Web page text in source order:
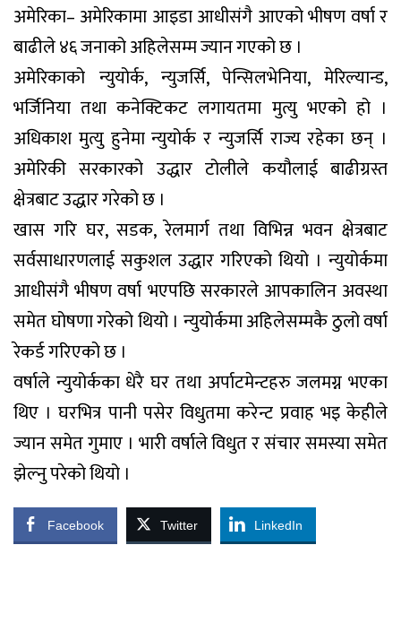
अमेरिका– अमेरिकामा आइडा आधीसंगै आएको भीषण वर्षा र
बाढीले ४६ जनाको अहिलेसम्म ज्यान गएको छ ।
अमेरिकाको न्युयोर्क, न्युजर्सि, पेन्सिलभेनिया, मेरिल्यान्ड,
भर्जिनिया तथा कनेक्टिकट लगायतमा मुत्यु भएको हो ।
अधिकाश मुत्यु हुनेमा न्युयोर्क र न्युजर्सि राज्य रहेका छन् ।
अमेरिकी सरकारको उद्धार टोलीले कयौलाई बाढीग्रस्त
क्षेत्रबाट उद्धार गरेको छ ।
खास गरि घर, सडक, रेलमार्ग तथा विभिन्न भवन क्षेत्रबाट
सर्वसाधारणलाई सकुशल उद्धार गरिएको थियो । न्युयोर्कमा
आधीसंगै भीषण वर्षा भएपछि सरकारले आपकालिन अवस्था
समेत घोषणा गरेको थियो । न्युयोर्कमा अहिलेसम्मकै ठुलो वर्षा
रेकर्ड गरिएको छ ।
वर्षाले न्युयोर्कका धेरै घर तथा अर्पाटमेन्टहरु जलमग्न भएका
थिए । घरभित्र पानी पसेर विधुतमा करेन्ट प्रवाह भइ केहीले
ज्यान समेत गुमाए । भारी वर्षाले विधुत र संचार समस्या समेत
झेल्नु परेको थियो ।
Facebook Twitter LinkedIn